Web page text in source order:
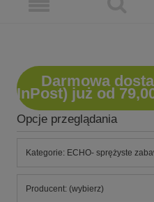
Darmowa
InPost) już od
Opcje przeglądania
Kategorie: ECHO- sprężyste
Producent: (wybierz)